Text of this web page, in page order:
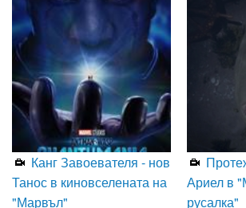
Канг Завоевателя - нов
Танос в киновселената на
"Марвъл"
Ариел в
русалка"